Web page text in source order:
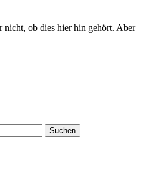
nicht, ob dies hier hin gehört. Aber
Suchen